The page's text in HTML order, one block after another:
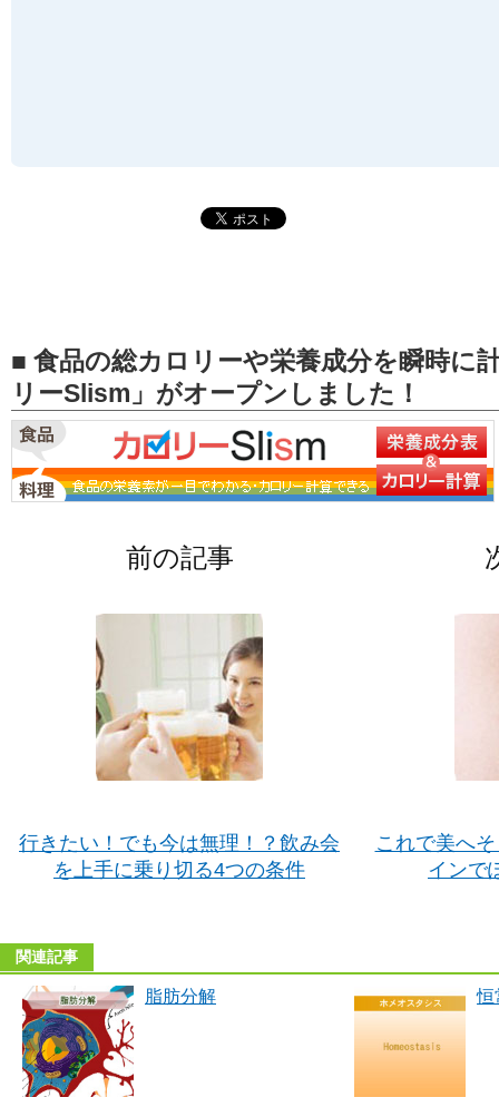
■ 食品の総カロリーや栄養成分を瞬時に
リーSlism」がオープンしました！
前の記事
行きたい！でも今は無理！？飲み会
を上手に乗り切る4つの条件
これで美へ
インで
関連記事
脂肪分解 恒